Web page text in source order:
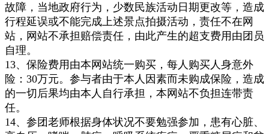
故障，当地政府行为，少数民族活动日期更改等，造成
行程延误或不能完成上述景点拍摄活动，责任不在网
站，网站不承担赔偿责任，由此产生的超支费用由团员
自理。
13、保险费用由本网站统一购买，每人购买人身意外
险：30万元。参与者由于本人因素而未购成保险，造成
的一切后果均由本人 自行承担，本网站不负担连带责
任。
14、 参团老师根据身体状况不要勉强参加，患有心脏、